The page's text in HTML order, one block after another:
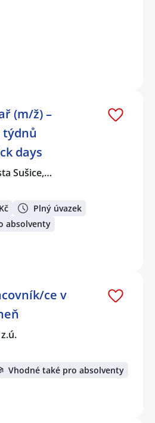
(m/ž) –
týdnů
days
Sušice,…
Plný úvazek
absolventy
ce v
Vhodné také pro absolventy